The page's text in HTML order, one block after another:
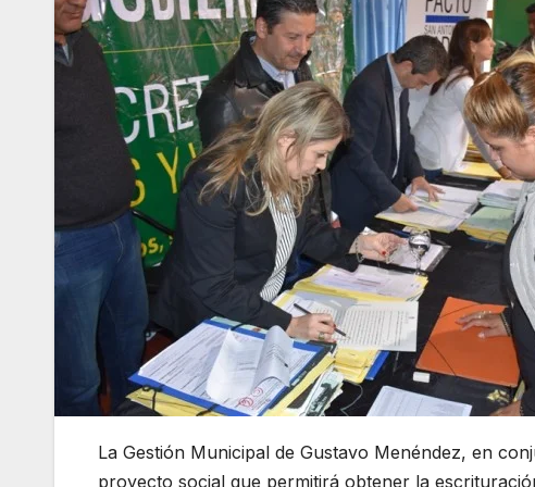
La Gestión Municipal de Gustavo Menéndez, en
proyecto social que permitirá obtener la